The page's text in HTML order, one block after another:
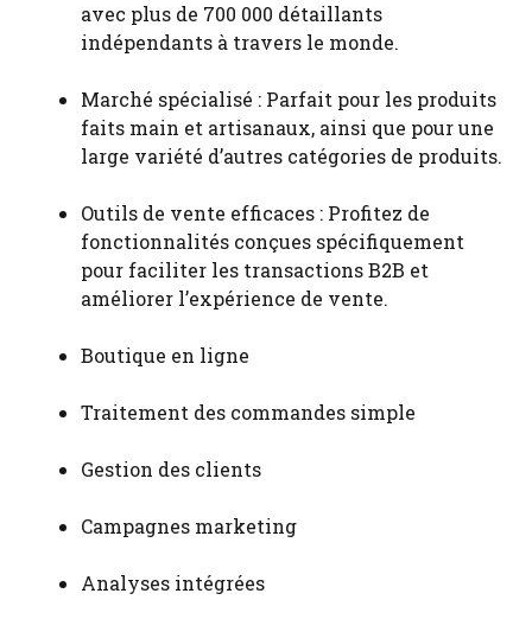
avec plus de 700 000 détaillants
indépendants à travers le monde.
Marché spécialisé : Parfait pour les produits
faits main et artisanaux, ainsi que pour une
large variété d’autres catégories de produits.
Outils de vente efficaces : Profitez de
fonctionnalités conçues spécifiquement
pour faciliter les transactions B2B et
améliorer l’expérience de vente.
Boutique en ligne
Traitement des commandes simple
Gestion des clients
Campagnes marketing
Analyses intégrées